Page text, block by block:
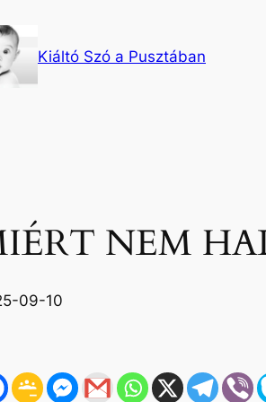
Kiáltó Szó a Pusztában
NEM
09-10